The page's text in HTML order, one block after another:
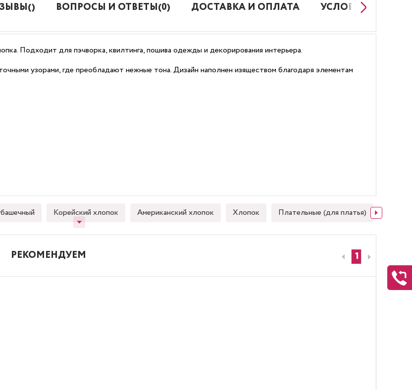
ВОПРОСЫ И ОТВЕТЫ(0) ДОСТАВКА И ОПЛАТА УСЛОВИЯ РАБОТЫ
Подходит для пэчворка, квилтинга, пошива одежды и декорирования интерьера.
узорами, где преобладают нежные тона. Дизайн наполнен изяществом благодаря элементам
Корейский хлопок Американский хлопок Хлопок Плательные (для платья)
РЕКОМЕНДУЕМ 1